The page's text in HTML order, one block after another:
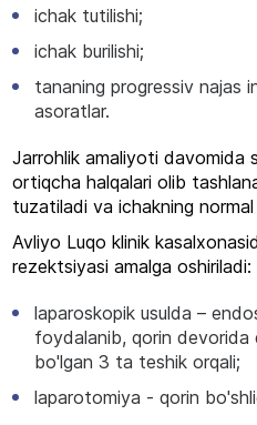
ichak tutilishi;
ichak burilishi;
tananing progressiv najas
asoratlar.
Jarrohlik amaliyoti davomida
ortiqcha halqalari olib
tuzatiladi va ichakning
Avliyo Luqo klinik
rezektsiyasi amalga oshiriladi:
laparoskopik usulda –
foydalanib, qorin devorida
bo'lgan 3 ta teshik orqali;
laparotomiya - qorin